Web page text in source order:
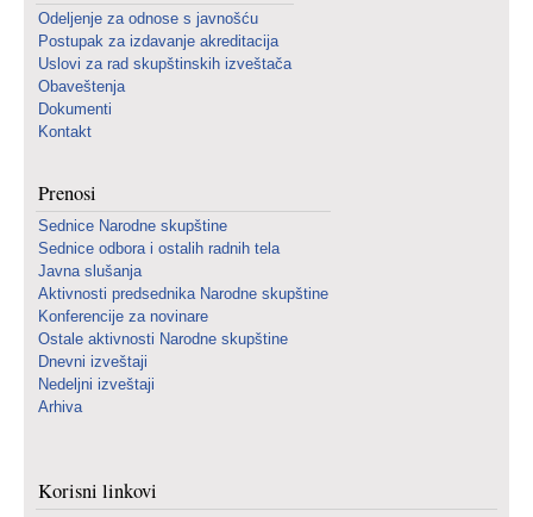
Odeljenje za odnose s javnošću
Postupak za izdavanje akreditacija
Uslovi za rad skupštinskih izveštača
Obaveštenja
Dokumenti
Kontakt
Prenosi
Sednice Narodne skupštine
Sednice odbora i ostalih radnih tela
Javna slušanja
Aktivnosti predsednika Narodne skupštine
Konferencije za novinare
Ostale aktivnosti Narodne skupštine
Dnevni izveštaji
Nedeljni izveštaji
Arhiva
Korisni linkovi